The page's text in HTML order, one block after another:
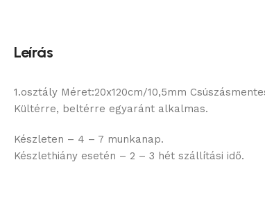
Leírás
1.osztály Méret:20x120cm/10,5mm
Kültérre, beltérre egyaránt alkalmas.
Készleten – 4 – 7 munkanap.
Készlethiány esetén – 2 – 3 hét szállítási idő.